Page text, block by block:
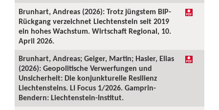
Brunhart, Andreas (2026): Trotz jüngstem BIP-
Rückgang verzeichnet Liechtenstein seit 2019
ein hohes Wachstum. Wirtschaft Regional, 10.
April 2026.
Brunhart, Andreas; Geiger, Martin; Hasler, Elias
(2026): Geopolitische Verwerfungen und
Unsicherheit: Die konjunkturelle Resilienz
Liechtensteins. LI Focus 1/2026. Gamprin-
Bendern: Liechtenstein-Institut.